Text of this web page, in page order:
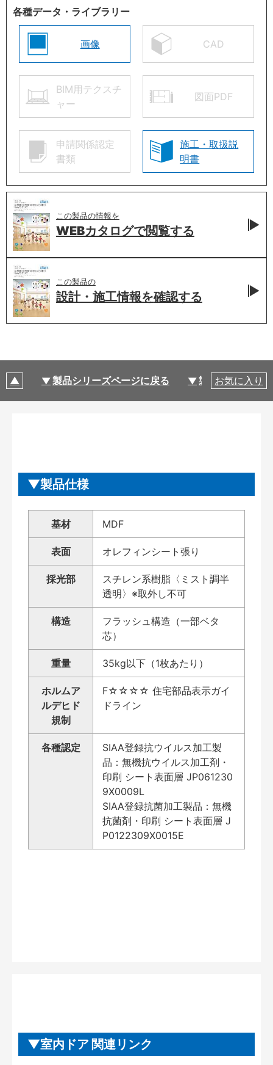
各種データ・ライブラリー
画像 CAD
BIM用テクスチ
ャー
図面PDF
申請関係認定
書類
施工・取扱説
明書
この製品の情報を
WEBカタログで閲覧する
この製品の
設計・施工情報を確認する
製品シリーズページに戻る 製品仕様
お気に入り
製品仕様
基材 MDF
表面 オレフィンシート張り
採光部
スチレン系樹脂〈ミスト調半
透明〉※取外し不可
構造
フラッシュ構造（一部ベタ
芯）
重量 35kg以下（1枚あたり）
ホルムア
ルデヒド
規制
F☆☆☆☆ 住宅部品表示ガイ
ドライン
各種認定
SIAA登録抗ウイルス加工製
品：無機抗ウイルス加工剤・
印刷 シート表面層 JP061230
9X0009L
SIAA登録抗菌加工製品：無機
抗菌剤・印刷 シート表面層 J
P0122309X0015E
室内ドア 関連リンク